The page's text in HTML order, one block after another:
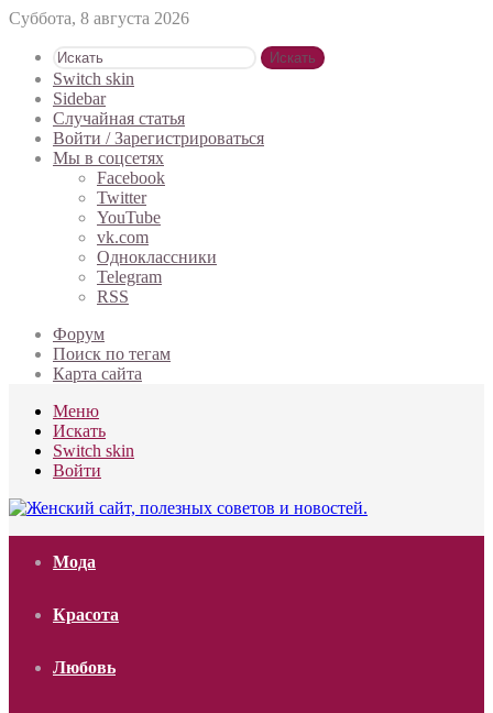
Суббота, 8 августа 2026
Искать
Switch skin
Sidebar
Случайная статья
Войти / Зарегистрироваться
Мы в соцсетях
Facebook
Twitter
YouTube
vk.com
Одноклассники
Telegram
RSS
Форум
Поиск по тегам
Карта сайта
Меню
Искать
Switch skin
Войти
Мода
Красота
Любовь